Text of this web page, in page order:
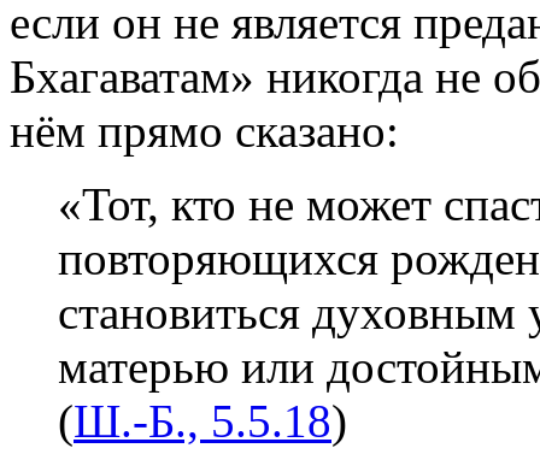
если он не является
Бхагаватам» никогда не
нём прямо сказано:
«Тот, кто не может
повторяющихся
становиться
матерью или
(Ш.-Б., 5.5.18)